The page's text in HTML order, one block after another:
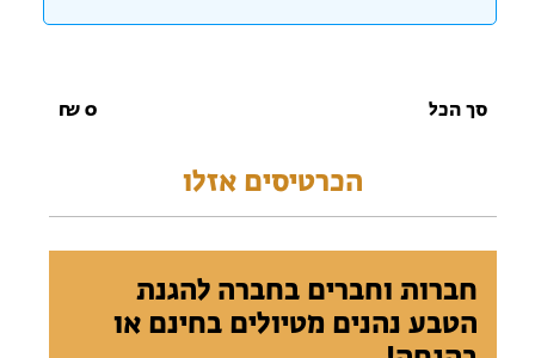
סך הכל 0
₪
הכרטיסים אזלו
חברות וחברים בחברה להגנת
הטבע נהנים מטיולים בחינם או